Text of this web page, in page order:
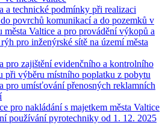
a technické podmínky při realizaci
do povrchů komunikací a do pozemků v
města Valtice a pro provádění výkopů a
pro inženýrské sítě na území města
pro zajištění evidenčního a kontrolního
při výběru místního poplatku z pobytu
pro umísťování přenosných reklamních
pro nakládání s majetkem města Valtice
používání pyrotechniky od 1. 12. 2025